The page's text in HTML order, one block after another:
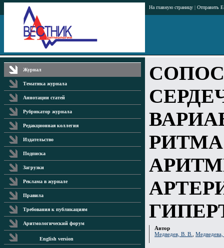
На главную страницу | Отправить
Журнал
Тематика журнала
Аннотации статей
Рубрикатор журнала
Редакционная коллегия
Издательство
Подписка
Загрузки
Реклама в журнале
Правила
Требования к публикациям
Аритмологический форум
English version
Автор
Медведев, В. В.